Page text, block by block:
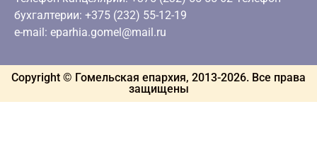
бухгалтерии: +375 (232) 55-12-19
e-mail: eparhia.gomel@mail.ru
Copyright © Гомельская епархия, 2013-2026. Все права
защищены